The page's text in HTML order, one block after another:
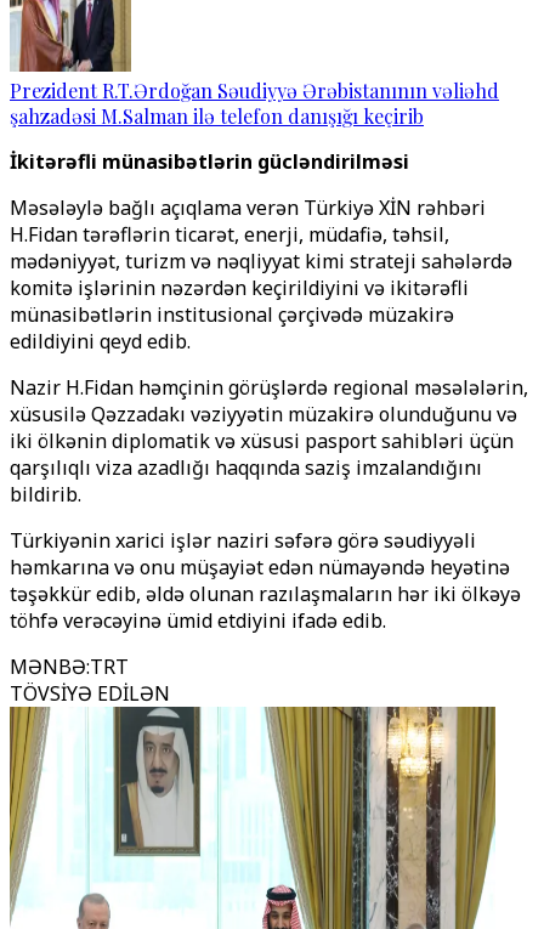
Prezident R.T.Ərdoğan Səudiyyə Ərəbistanının vəliəhd
şahzadəsi M.Salman ilə telefon danışığı keçirib
İkitərəfli münasibətlərin gücləndirilməsi
Məsələylə bağlı açıqlama verən Türkiyə XİN rəhbəri
H.Fidan tərəflərin ticarət, enerji, müdafiə, təhsil,
mədəniyyət, turizm və nəqliyyat kimi strateji sahələrdə
komitə işlərinin nəzərdən keçirildiyini və ikitərəfli
münasibətlərin institusional çərçivədə müzakirə
edildiyini qeyd edib.
Nazir H.Fidan həmçinin görüşlərdə regional məsələlərin,
xüsusilə Qəzzadakı vəziyyətin müzakirə olunduğunu və
iki ölkənin diplomatik və xüsusi pasport sahibləri üçün
qarşılıqlı viza azadlığı haqqında saziş imzalandığını
bildirib.
Türkiyənin xarici işlər naziri səfərə görə səudiyyəli
həmkarına və onu müşayiət edən nümayəndə heyətinə
təşəkkür edib, əldə olunan razılaşmaların hər iki ölkəyə
töhfə verəcəyinə ümid etdiyini ifadə edib.
MƏNBƏ:TRT
TÖVSİYƏ EDİLƏN